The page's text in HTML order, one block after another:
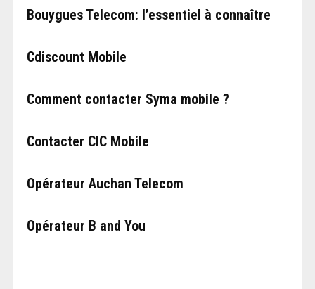
Bouygues Telecom: l’essentiel à connaître
Cdiscount Mobile
Comment contacter Syma mobile ?
Contacter CIC Mobile
Opérateur Auchan Telecom
Opérateur B and You